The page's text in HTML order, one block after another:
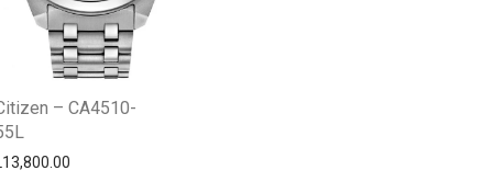
– CA4510-
13,800.00